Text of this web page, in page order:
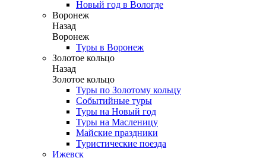
Новый год в Вологде
Воронеж
Назад
Воронеж
Туры в Воронеж
Золотое кольцо
Назад
Золотое кольцо
Туры по Золотому кольцу
Событийные туры
Туры на Новый год
Туры на Масленицу
Майские праздники
Туристические поезда
Ижевск